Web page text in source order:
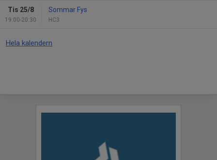
Tis 25/8
19:00-20:30
Sommar Fys
HC3
Hela kalendern